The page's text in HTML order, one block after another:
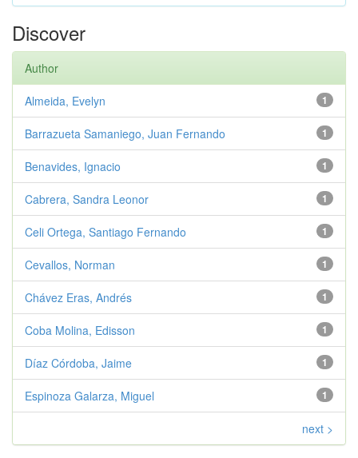
Discover
Author
1
Almeida, Evelyn
1
Barrazueta Samaniego, Juan Fernando
1
Benavides, Ignacio
1
Cabrera, Sandra Leonor
1
Celi Ortega, Santiago Fernando
1
Cevallos, Norman
1
Chávez Eras, Andrés
1
Coba Molina, Edisson
1
Díaz Córdoba, Jaime
1
Espinoza Galarza, Miguel
next >